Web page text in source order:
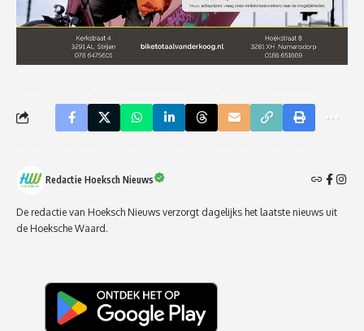
Redactie Hoeksch Nieuws
De redactie van Hoeksch Nieuws verzorgt dagelijks het laatste nieuws uit
de Hoeksche Waard.